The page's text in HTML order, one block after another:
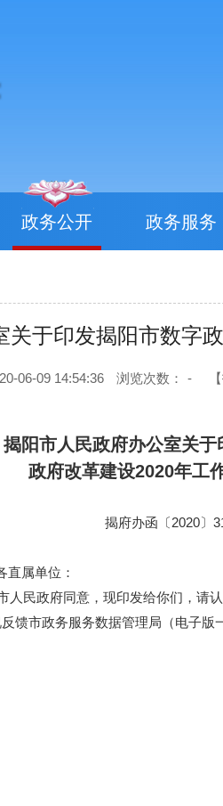
政务公开 政务服务
关于印发揭阳市数字
06-09 14:54:36 浏览次数： -
揭阳市人民政府办公室关于
政府改革建设2020年工
揭府办函〔2020〕
属单位：
民政府同意，现印发给你们，请
馈市政务服务数据管理局（电子版